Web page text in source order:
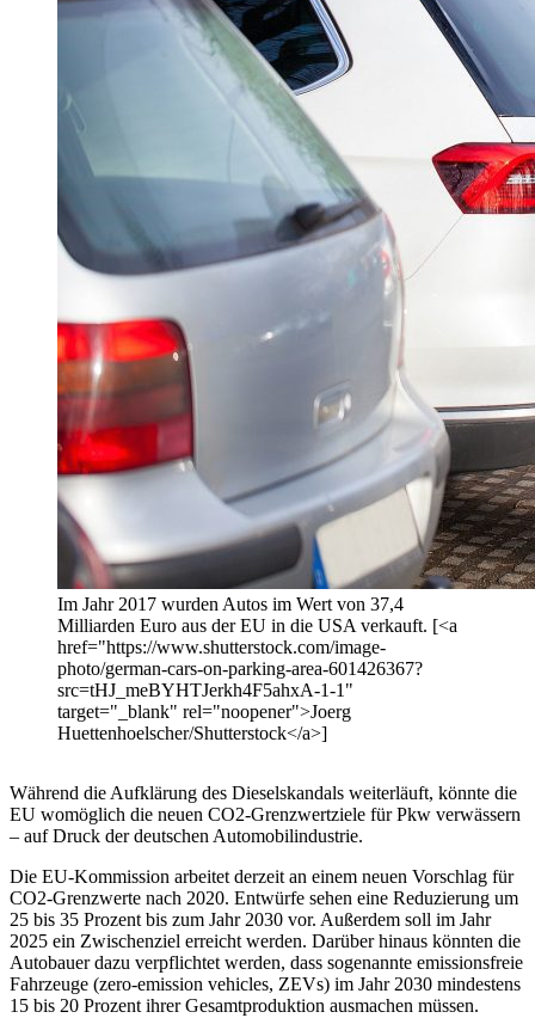
Im Jahr 2017 wurden Autos im Wert von 37,4
Milliarden Euro aus der EU in die USA verkauft. [<a
href="https://www.shutterstock.com/image-
photo/german-cars-on-parking-area-601426367?
src=tHJ_meBYHTJerkh4F5ahxA-1-1"
target="_blank" rel="noopener">Joerg
Huettenhoelscher/Shutterstock</a>]
Während die Aufklärung des Dieselskandals weiterläuft, könnte die
EU womöglich die neuen CO2-Grenzwertziele für Pkw verwässern
– auf Druck der deutschen Automobilindustrie.
Die EU-Kommission arbeitet derzeit an einem neuen Vorschlag für
CO2-Grenzwerte nach 2020. Entwürfe sehen eine Reduzierung um
25 bis 35 Prozent bis zum Jahr 2030 vor. Außerdem soll im Jahr
2025 ein Zwischenziel erreicht werden. Darüber hinaus könnten die
Autobauer dazu verpflichtet werden, dass sogenannte emissionsfreie
Fahrzeuge (zero-emission vehicles, ZEVs) im Jahr 2030 mindestens
15 bis 20 Prozent ihrer Gesamtproduktion ausmachen müssen.